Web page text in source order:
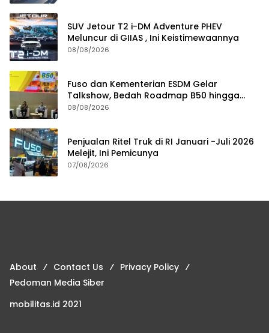
SUV Jetour T2 i-DM Adventure PHEV
Meluncur di GIIAS , Ini Keistimewaannya
08/08/2026
Fuso dan Kementerian ESDM Gelar
Talkshow, Bedah Roadmap B50 hingga
Dampaknya
08/08/2026
Penjualan Ritel Truk di RI Januari -Juli 2026
Melejit, Ini Pemicunya
07/08/2026
About Contact Us
Privacy Policy
Pedoman Media Siber
mobilitas.id 2021